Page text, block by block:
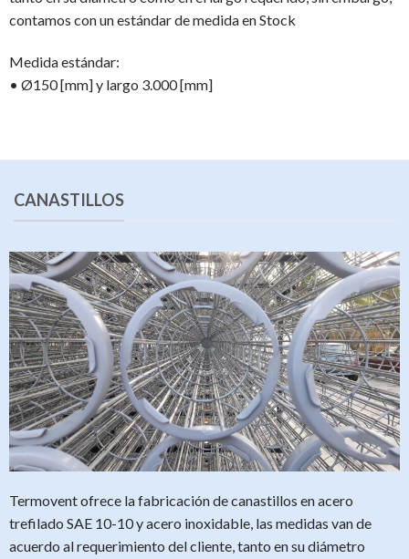
contamos con un estándar de medida en Stock
Medida estándar:
• Ø150 [mm] y largo 3.000 [mm]
CANASTILLOS
Termovent ofrece la fabricación de canastillos en acero
trefilado SAE 10-10 y acero inoxidable,las medidas van de
acuerdo al requerimiento del cliente, tanto en su diámetro